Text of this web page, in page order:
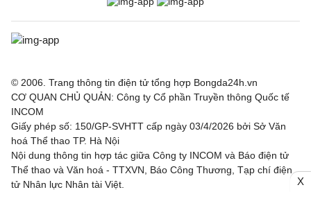
Ajax 3 - 1 Shelbourne
Borac Banja Luka 1 - 0 Maxline Vitebsk
Lugano 2 - 0 NSI Runavik
Valur
© 2006. Trang thông tin điện tử tổng hợp Bongda24h.vn
CƠ QUAN CHỦ QUẢN: Công ty Cổ phần Truyền thông Quốc tế
INCOM
Giấy phép số: 150/GP-SVHTT cấp ngày 03/4/2026 bởi Sở Văn
hoá Thể thao TP. Hà Nội
Nội dung thông tin hợp tác giữa Công ty INCOM và Báo điện tử
Thể thao và Văn hoá - TTXVN, Báo Công Thương, Tạp chí điện
tử Nhân lực Nhân tài Việt.
X